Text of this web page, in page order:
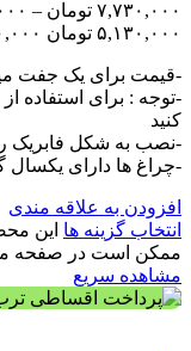
۷,۷۳۰,۰۰۰ تومان –
۵,۱۳۰,۰۰۰ تومان through ۷,۷۳۰,۰۰۰ تومان
-قیمت برای یک جفت
-توجه : برای استفاده
کنید
-نصب به شکل فابریک
-چراغ ها دارای یکسال
افزودن به علاقه مندی
انتخاب گزینه ها این
ممکن است در صفحه
مشاهده سریع